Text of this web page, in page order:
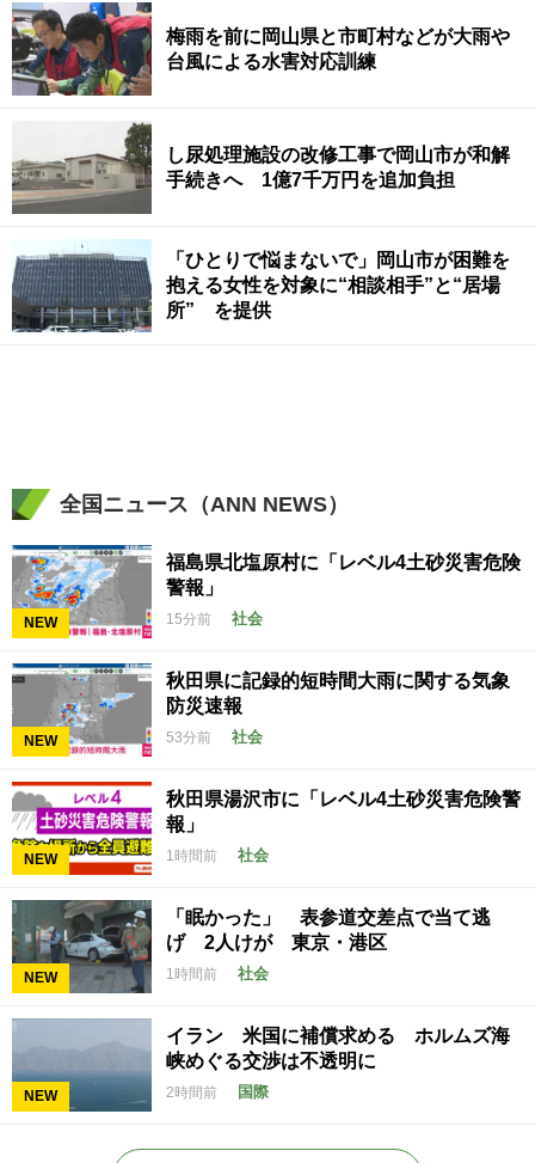
梅雨を前に岡山県と市町村などが大雨や
台風による水害対応訓練
し尿処理施設の改修工事で岡山市が和解
手続きへ 1億7千万円を追加負担
「ひとりで悩まないで」岡山市が困難を
抱える女性を対象に“相談相手”と“居場
所” を提供
全国ニュース（ANN NEWS）
NEW
福島県北塩原村に「レベル4土砂災害危険
警報」
15分前 社会
NEW
秋田県に記録的短時間大雨に関する気象
防災速報
53分前 社会
NEW
秋田県湯沢市に「レベル4土砂災害危険警
報」
1時間前 社会
NEW
「眠かった」 表参道交差点で当て逃
げ 2人けが 東京・港区
1時間前 社会
NEW
イラン 米国に補償求める ホルムズ海
峡めぐる交渉は不透明に
2時間前 国際